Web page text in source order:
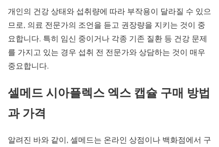
개인의 건강 상태와 섭취량에 따라 부작용이 달라질 수 있으
므로, 의료 전문가의 조언을 듣고 권장량을 지키는 것이 중
요합니다. 특히 임신 중이거나 각종 기존 질환 등 건강 문제
를 가지고 있는 경우 섭취 전 전문가와 상담하는 것이 매우
중요합니다.
셀메드 시아플렉스 엑스 캡슐 구매 방법
과 가격
알려진 바와 같이, 셀메드는 온라인 상점이나 백화점에서 구